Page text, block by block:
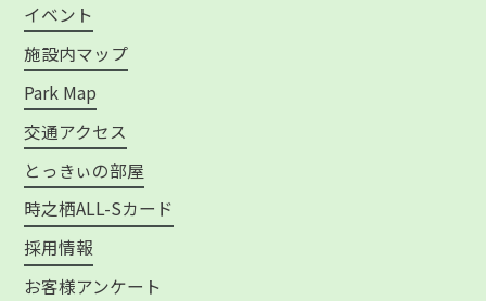
イベント
施設内マップ
Park Map
交通アクセス
とっきぃの部屋
時之栖ALL-Sカード
採用情報
お客様アンケート